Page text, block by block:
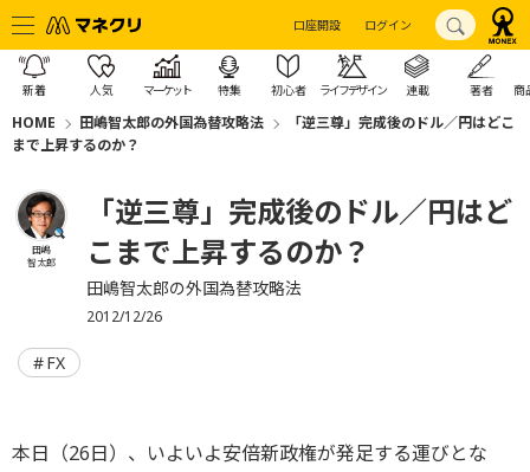
口座開設 ログイン
新着 人気 マーケット 特集 初心者 ライフデザイン 連載 著者 商
HOME 田嶋智太郎の外国為替攻略法
「逆三尊」完成後のドル／円はどこ
まで上昇するのか？
田嶋
智太郎
「逆三尊」完成後のドル／円はど
こまで上昇するのか？
田嶋智太郎の外国為替攻略法
2012/12/26
FX
本日（26日）、いよいよ安倍新政権が発足する運びとな